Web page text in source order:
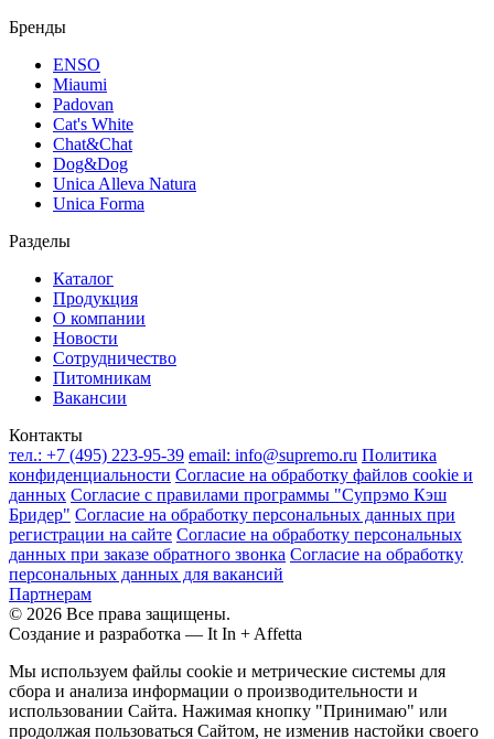
Бренды
ENSO
Miaumi
Padovan
Cat's White
Chat&Chat
Dog&Dog
Unica Alleva Natura
Unica Forma
Разделы
Каталог
Продукция
О компании
Новости
Сотрудничество
Питомникам
Вакансии
Контакты
тел.: +7 (495) 223-95-39 email: info@supremo.ru Политика
конфиденциальности Согласие на обработку файлов cookie и
данных Согласие с правилами программы "Супрэмо Кэш
Бридер" Согласие на обработку персональных данных при
регистрации на сайте Согласие на обработку персональных
данных при заказе обратного звонка Согласие на обработку
персональных данных для вакансий
Партнерам
© 2026 Все права защищены.
Создание и разработка — It In + Affetta
Мы используем файлы cookie и метрические системы для
сбора и анализа информации о производительности и
использовании Сайта. Нажимая кнопку "Принимаю" или
продолжая пользоваться Сайтом, не изменив настойки своего